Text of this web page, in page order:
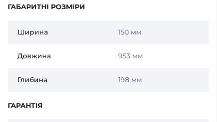
ГАБАРИТНІ РОЗМІРИ
Ширина 150 мм
Довжина 953 мм
Глибина 198 мм
ГАРАНТІЯ